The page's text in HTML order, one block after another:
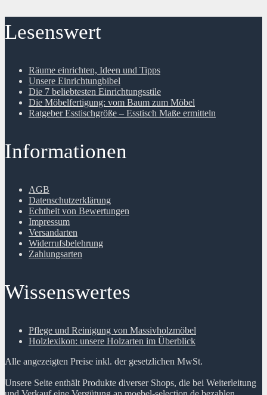
Lesenswert
Räume einrichten, Ideen und Tipps
Unsere Einrichtungbibel
Die 7 beliebtesten Einrichtungsstile
Die Möbelfertigung: vom Baum zum Möbel
Ratgeber Esstischgröße – Esstisch Maße ermitteln
Informationen
AGB
Datenschutzerklärung
Echtheit von Bewertungen
Impressum
Versandarten
Widerrufsbelehrung
Zahlungsarten
Wissenswertes
Pflege und Reinigung von Massivholzmöbel
Holzlexikon: unsere Holzarten im Überblick
Alle angezeigten Preise inkl. der gesetzlichen MwSt.
Unsere Seite enthält Produkte diverser Shops, die bei Weiterleitung